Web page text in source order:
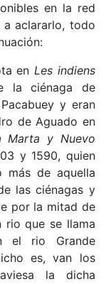
en la red
aclararlo, todo
en Les indiens
la ciénaga de
y eran
de Aguado en
Marta y Nuevo
y 1590, quien
más de aquella
las ciénagas y
por la mitad de
rio que se llama
el rio Grande
es, van los
la dicha